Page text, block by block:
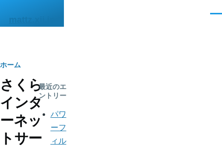
mattz.xii.jp
パ
ン
く
ず
ホーム
さくら
インタ
ーネッ
トサー
最近のエ
ントリー
パワ
ーフ
ィル